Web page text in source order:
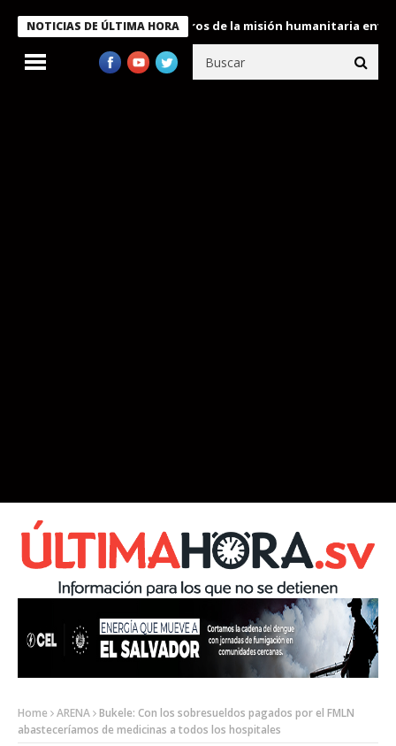
NOTICIAS DE ÚLTIMA HORA
condecora a miembros de la misión humanitaria enviada a
Home ARENA Bukele: Con los sobresueldos pagados por el FMLN
abasteceríamos de medicinas a todos los hospitales